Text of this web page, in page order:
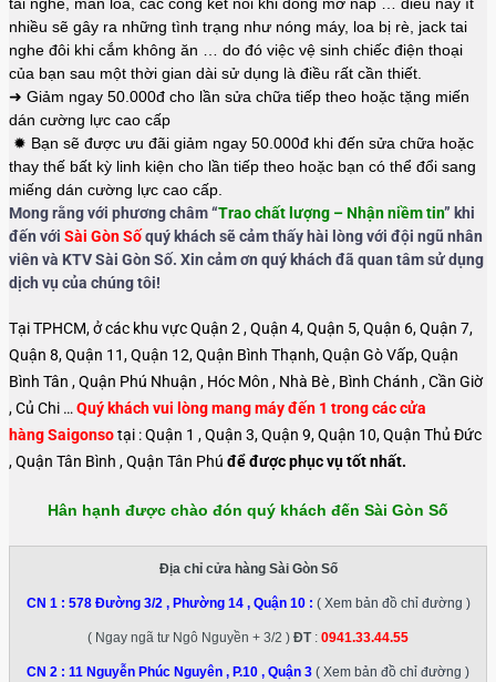
nhiều sẽ gây ra những tình trạng như nóng máy, loa bị rè, jack tai
nghe đôi khi cắm không ăn … do đó việc vệ sinh chiếc điện thoại
của bạn sau một thời gian dài sử dụng là điều rất cần thiết.
➜ Giảm ngay 50.000đ cho lần sửa chữa tiếp theo hoặc tặng miến
dán cường lực cao cấp
✹ Bạn sẽ được ưu đãi giảm ngay 50.000đ khi đến sửa chữa hoặc
thay thế bất kỳ linh kiện cho lần tiếp theo hoặc bạn có thể đổi sang
miếng dán cường lực cao cấp.
Mong rằng với phương châm “Trao chất lượng – Nhận niềm tin” khi
đến với Sài Gòn Sốquý khách sẽ cảm thấy hài lòng với đội ngũ nhân
viên và KTV Sài Gòn Số. Xin cảm ơn quý khách đã quan tâm sử dụng
dịch vụ của chúng tôi!
Tại TPHCM, ở các khu vực Quận 2 , Quận 4, Quận 5, Quận 6, Quận 7,
Quận 8, Quận 11, Quận 12, Quận Bình Thạnh, Quận Gò Vấp, Quận
Bình Tân , Quận Phú Nhuận , Hóc Môn , Nhà Bè , Bình Chánh , Cần Giờ
, Củ Chi … Quý khách vui lòng mang máy đến 1 trong các cửa
hàng Saigonsotại : Quận 1 , Quận 3, Quận 9, Quận 10, Quận Thủ Đức
, Quận Tân Bình , Quận Tân Phú để được phục vụ tốt nhất.
Hân hạnh được chào đón quý khách đến Sài Gòn Số
Địa chỉ cửa hàng Sài Gòn Số
CN 1 : 578 Đường 3/2 , Phường 14 , Quận 10: ( Xem bản đồ chỉ đường )
( Ngay ngã tư Ngô Nguyền + 3/2 ) ĐT: 0941.33.44.55
CN 2 : 11 Nguyễn Phúc Nguyên , P.10 , Quận 3 ( Xem bản đồ chỉ đường )